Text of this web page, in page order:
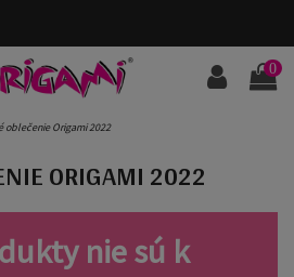
0
oblečenie Origami 2022
ORIGAMI 2022
nie sú k